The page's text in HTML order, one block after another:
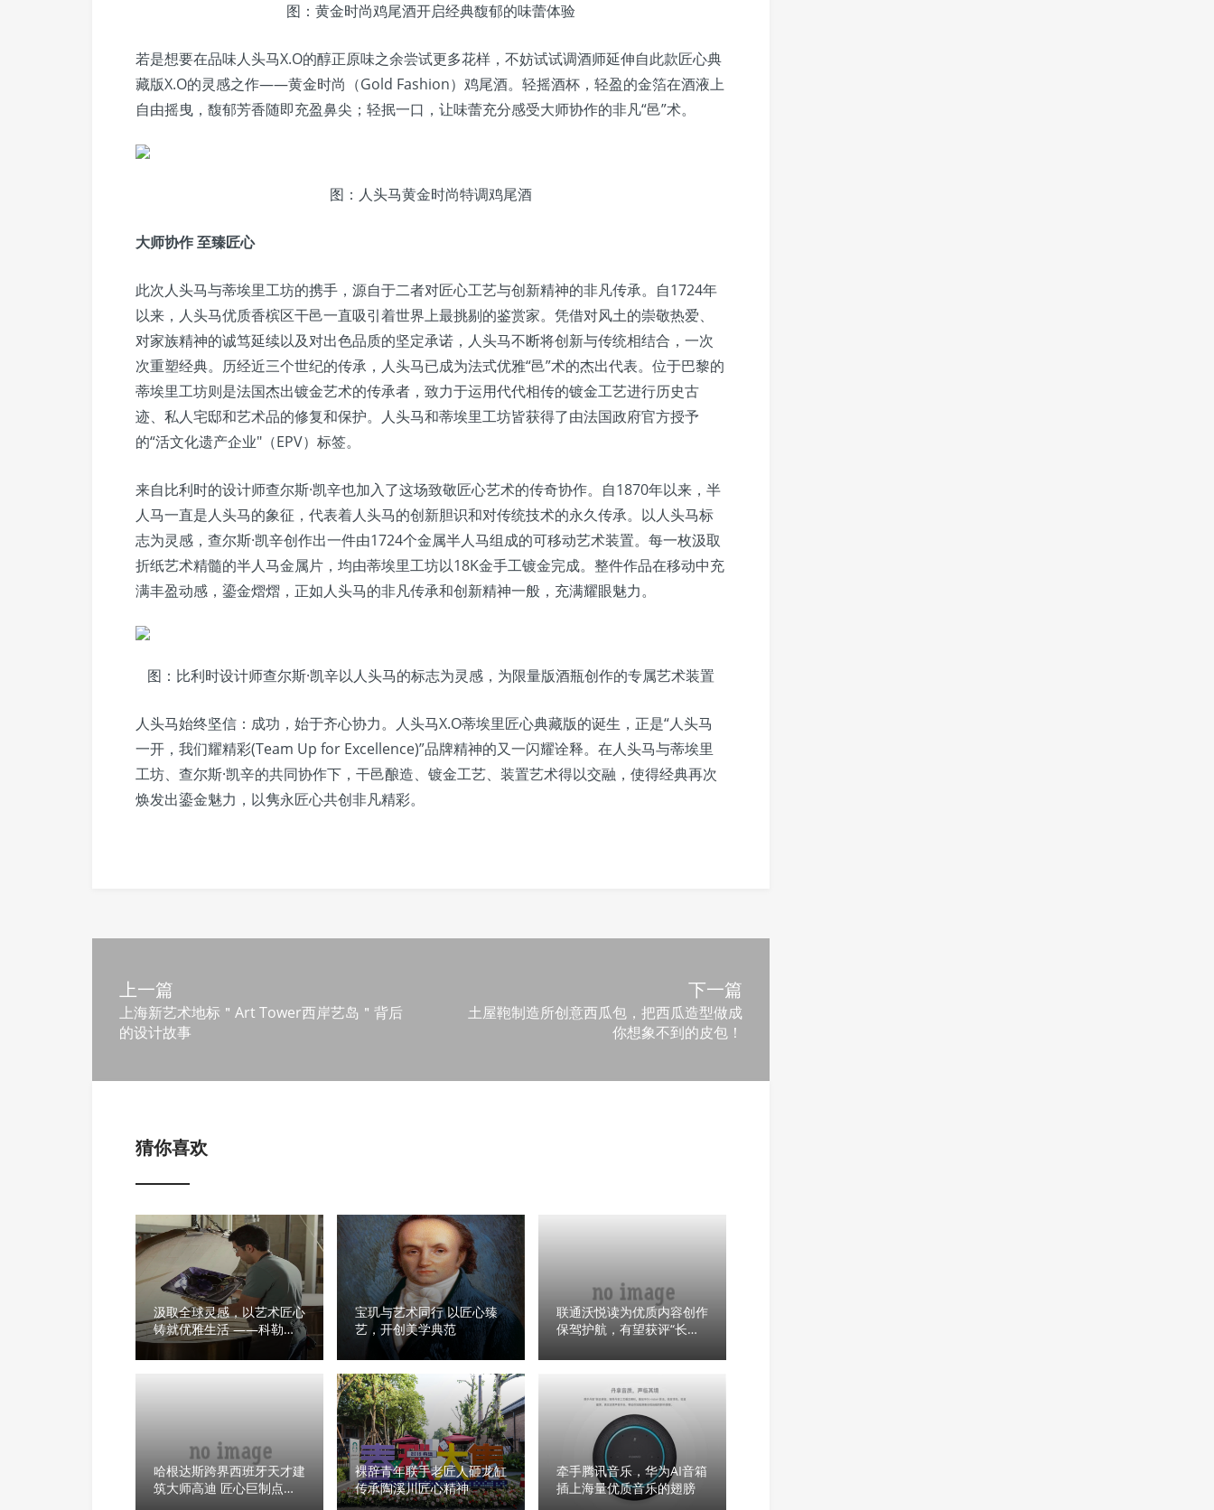
图：黄金时尚鸡尾酒开启经典馥郁的味蕾体验
若是想要在品味人头马X.O的醇正原味之余尝试更多花样，不妨试试调酒师延伸自此款匠心典
藏版X.O的灵感之作——黄金时尚（Gold Fashion）鸡尾酒。轻摇酒杯，轻盈的金箔在酒液上
自由摇曳，馥郁芳香随即充盈鼻尖；轻抿一口，让味蕾充分感受大师协作的非凡“邑”术。
图：人头马黄金时尚特调鸡尾酒
大师协作 至臻匠心
此次人头马与蒂埃里工坊的携手，源自于二者对匠心工艺与创新精神的非凡传承。自1724年
以来，人头马优质香槟区干邑一直吸引着世界上最挑剔的鉴赏家。凭借对风土的崇敬热爱、
对家族精神的诚笃延续以及对出色品质的坚定承诺，人头马不断将创新与传统相结合，一次
次重塑经典。历经近三个世纪的传承，人头马已成为法式优雅“邑”术的杰出代表。位于巴黎的
蒂埃里工坊则是法国杰出镀金艺术的传承者，致力于运用代代相传的镀金工艺进行历史古
迹、私人宅邸和艺术品的修复和保护。人头马和蒂埃里工坊皆获得了由法国政府官方授予
的“活文化遗产企业"（EPV）标签。
来自比利时的设计师查尔斯·凯辛也加入了这场致敬匠心艺术的传奇协作。自1870年以来，半
人马一直是人头马的象征，代表着人头马的创新胆识和对传统技术的永久传承。以人头马标
志为灵感，查尔斯·凯辛创作出一件由1724个金属半人马组成的可移动艺术装置。每一枚汲取
折纸艺术精髓的半人马金属片，均由蒂埃里工坊以18K金手工镀金完成。整件作品在移动中充
满丰盈动感，鎏金熠熠，正如人头马的非凡传承和创新精神一般，充满耀眼魅力。
图：比利时设计师查尔斯·凯辛以人头马的标志为灵感，为限量版酒瓶创作的专属艺术装置
人头马始终坚信：成功，始于齐心协力。人头马X.O蒂埃里匠心典藏版的诞生，正是“人头马
一开，我们耀精彩(Team Up for Excellence)”品牌精神的又一闪耀诠释。在人头马与蒂埃里
工坊、查尔斯·凯辛的共同协作下，干邑酿造、镀金工艺、装置艺术得以交融，使得经典再次
焕发出鎏金魅力，以隽永匠心共创非凡精彩。
上一篇
上海新艺术地标＂Art Tower西岸艺岛＂背后
的设计故事
下一篇
土屋鞄制造所创意西瓜包，把西瓜造型做成
你想象不到的皮包！
猜你喜欢
汲取全球灵感，以艺术匠心
铸就优雅生活 ——科勒艺
术系列创立40周年
宝玑与艺术同行 以匠心臻
艺，开创美学典范
联通沃悦读为优质内容创作
保驾护航，有望获评“长沙
哈根达斯跨界西班牙天才建
筑大师高迪 匠心巨制点亮
裸辞青年联手老匠人砸龙缸
传承陶溪川匠心精神
牵手腾讯音乐，华为AI音箱
插上海量优质音乐的翅膀